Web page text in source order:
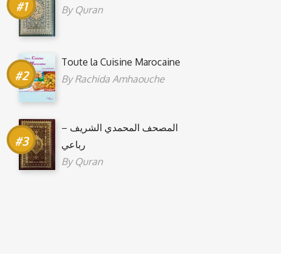
By Quran
Toute la Cuisine Marocaine
ByRachida Amhaouche
المصحف المحمدي الشريف –
رباعي
By Quran